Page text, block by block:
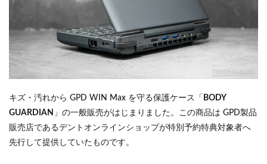
キズ・汚れから GPD WIN Max を守る保護ケース「 BODY
GUARDIAN 」の一般販売がはじまりました。この商品は GPD製品
販売店であるデントオンラインショップが特別予約特典対象者へ
先行して提供していたものです。